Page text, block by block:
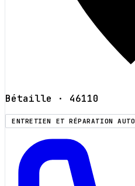
Bétaille · 46110
ENTRETIEN ET RÉPARATION AUTO